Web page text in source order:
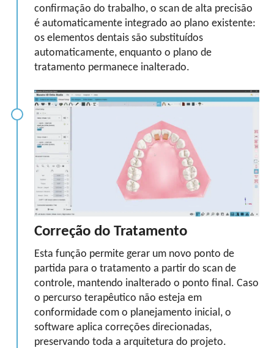
confirmação do trabalho, o scan de alta precisão
é automaticamente integrado ao plano existente:
os elementos dentais são substituídos
automaticamente, enquanto o plano de
tratamento permanece inalterado.
Correção do Tratamento
Esta função permite gerar um novo ponto de
partida para o tratamento a partir do scan de
controle, mantendo inalterado o ponto final. Caso
o percurso terapêutico não esteja em
conformidade com o planejamento inicial, o
software aplica correções direcionadas,
preservando toda a arquitetura do projeto.